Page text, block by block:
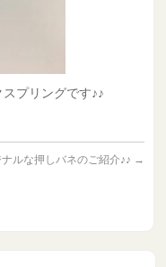
プリングです♪♪
ルな押しバネのご紹介♪♪ →